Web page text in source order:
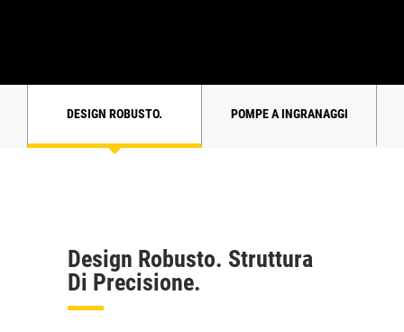
DESIGN ROBUSTO. POMPE A INGRANAGGI
Design Robusto. Struttura
Di Precisione.